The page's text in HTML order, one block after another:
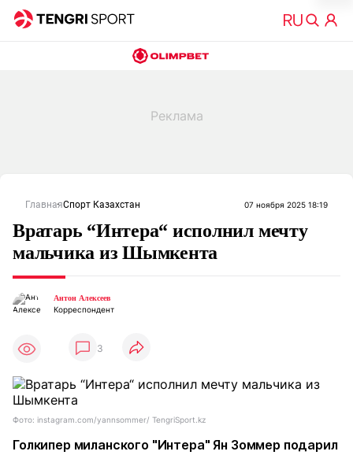
ГлавнаяСпорт Казахстан 07 ноября 2025 18:19
Вратарь “Интера“ исполнил мечту
мальчика из Шымкента
Антон Алексеев
Корреспондент
3
Фото: instagram.com/yannsommer/ TengriSport.kz
Голкипер миланского "Интера" Ян Зоммер подарил